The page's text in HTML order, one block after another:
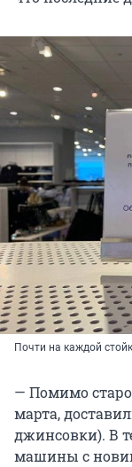
Почти на каждой
— Помимо
марта,
джинсовки). В
машины с